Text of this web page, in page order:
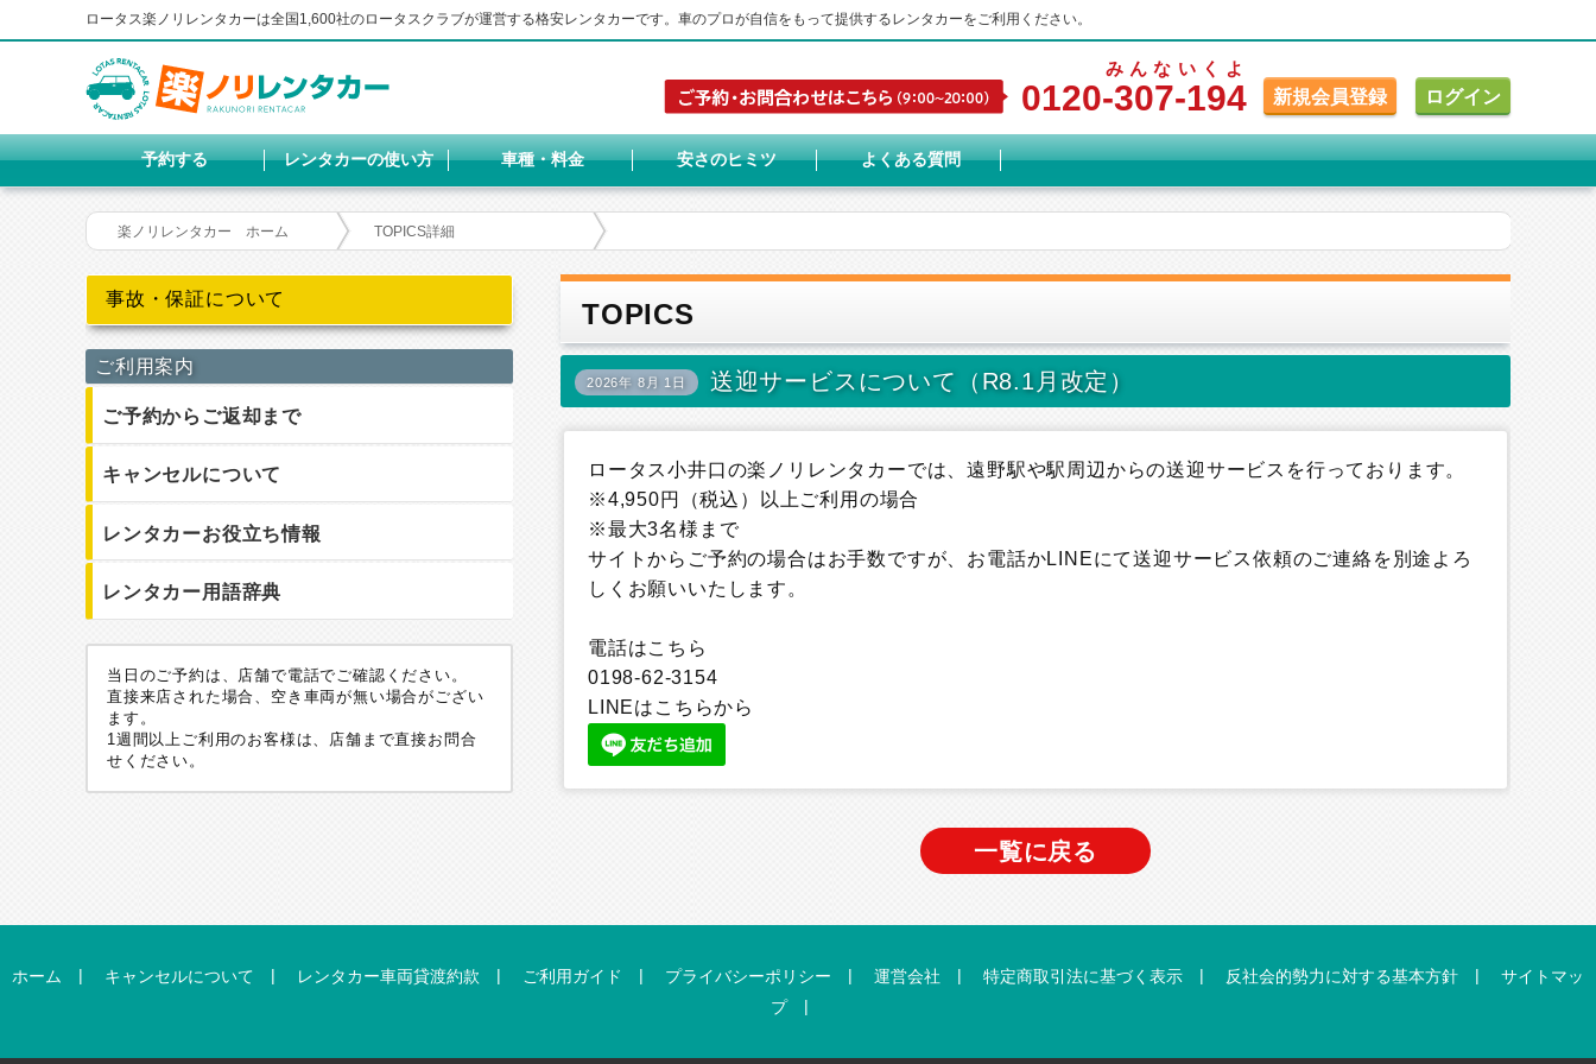
ロータス楽ノリレンタカーは全国1,600社のロータスクラブが運営する格安レンタカーです。車のプロが自信をもって提供するレンタカーをご利用ください。
0120-307
みんな
-194
いくよ
新規会員登録
ログイン
予約する レンタカーの使い方 車種・料金 安さのヒミツ よくある質問
楽ノリレンタカー ホーム TOPICS詳細
TOPICS
2026年 8月 1日 送迎サービスについて（R8.1月改定）
ロータス小井口の楽ノリレンタカーでは、遠野駅や駅周辺からの送迎サービスを行っております。
※4,950円（税込）以上ご利用の場合
※最大3名様まで
サイトからご予約の場合はお手数ですが、お電話かLINEにて送迎サービス依頼のご連絡を別途よろ
しくお願いいたします。
電話はこちら
0198-62-3154
LINEはこちらから
一覧に戻る
事故・保証について
ご利用案内
ご予約からご返却まで
キャンセルについて
レンタカーお役立ち情報
レンタカー用語辞典
当日のご予約は、店舗で電話でご確認ください。
直接来店された場合、空き車両が無い場合がござい
ます。
1週間以上ご利用のお客様は、店舗まで直接お問合
せください。
ホーム | キャンセルについて | レンタカー車両貸渡約款 | ご利用ガイド | プライバシーポリシー | 運営会社 | 特定商取引法に基づく表示 | 反社会的勢力に対する基本方針 | サイトマッ
プ|